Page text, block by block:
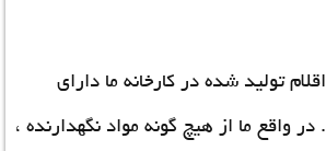
تولید شده در کارخانه ما دارای
واقع ما از هیچ گونه مواد نگهدارنده ،